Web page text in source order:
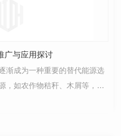
广与应用探讨
渐成为一种重要的替代能源选
，如农作物秸秆、木屑等，转
清洁、可持续的能源解决…